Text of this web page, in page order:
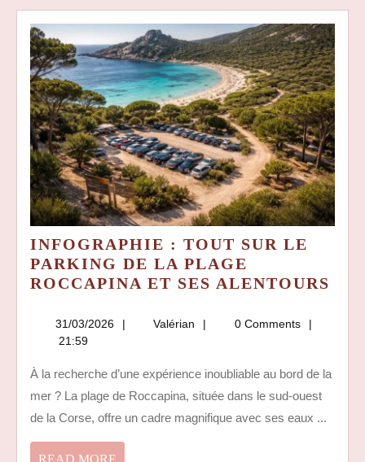
INFOGRAPHIE : TOUT SUR LE
PARKING DE LA PLAGE
ROCCAPINA ET SES ALENTOURS
31/03/2026 31/03/2026
Valérian Valérian0 Comments
21:59
À la recherche d’une expérience inoubliable au bord de la
mer ? La plage de Roccapina, située dans le sud-ouest
de la Corse, offre un cadre magnifique avec ses eaux ...